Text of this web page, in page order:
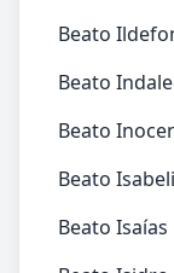
Beato
Beato
Beato
Beato
Beato